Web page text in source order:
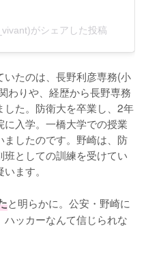
がシェアした投稿
たのは、長野利彦専務(小
わりや、経歴から長野専務
た。防衛大を卒業し、2年
入学。一橋大学での授業
したのです。野崎は、防
としての訓練を受けてい
ます。
と明らかに。公安・野崎に
ハッカーなんて信じられな